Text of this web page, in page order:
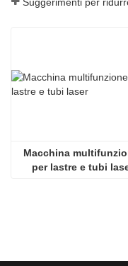
6KW e oltre
Macchina
per lastre e tubi